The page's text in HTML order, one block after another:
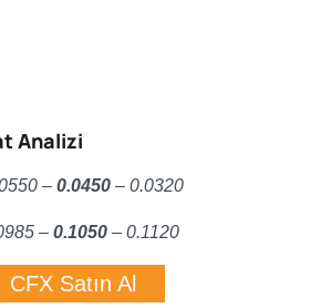
Analizi
– 0.0450 – 0.0320
– 0.1050 – 0.1120
CFX Satın Al